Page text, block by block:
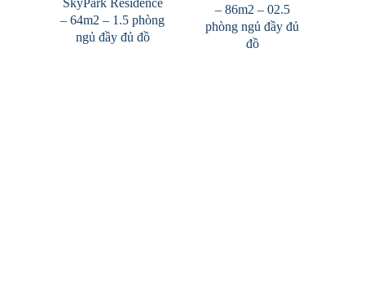
– 64m2 – 1.5 phòng
ngủ đầy đủ đồ
– 86m2 – 02.5
phòng ngủ đầy đủ
đồ